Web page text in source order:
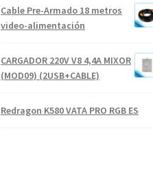
Cable Pre-Armado 18 metros
video-alimentación
CARGADOR 220V V8 4,4A MIXOR
(MOD09) (2USB+CABLE)
Redragon K580 VATA PRO RGB ES